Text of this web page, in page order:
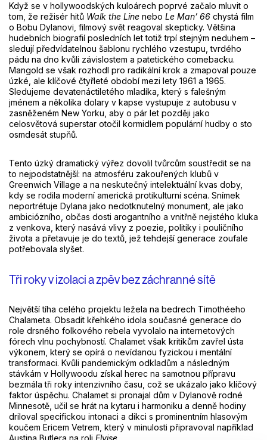
Když se v hollywoodských kuloárech poprvé začalo mluvit o
tom, že režisér hitů Walk the Line nebo Le Man’ 66 chystá film
o Bobu Dylanovi, filmový svět reagoval skepticky. Většina
hudebních biografií posledních let totiž trpí stejným neduhem –
sledují předvídatelnou šablonu rychlého vzestupu, tvrdého
pádu na dno kvůli závislostem a patetického comebacku.
Mangold se však rozhodl pro radikální krok a zmapoval pouze
úzké, ale klíčové čtyřleté období mezi lety 1961 a 1965.
Sledujeme devatenáctiletého mladíka, který s falešným
jménem a několika dolary v kapse vystupuje z autobusu v
zasněženém New Yorku, aby o pár let později jako
celosvětová superstar otočil kormidlem populární hudby o sto
osmdesát stupňů.
Tento úzký dramatický výřez dovolil tvůrcům soustředit se na
to nejpodstatnější: na atmosféru zakouřených klubů v
Greenwich Village a na neskutečný intelektuální kvas doby,
kdy se rodila moderní americká protikulturní scéna. Snímek
neportrétuje Dylana jako nedotknutelný monument, ale jako
ambiciózního, občas dosti arogantního a vnitřně nejistého kluka
z venkova, který nasává vlivy z poezie, politiky i pouličního
života a přetavuje je do textů, jež tehdejší generace zoufale
potřebovala slyšet.
Tři roky v izolaci a zpěv bez záchranné sítě
Největší tíha celého projektu ležela na bedrech Timothéeho
Chalameta. Obsadit křehkého idola současné generace do
role drsného folkového rebela vyvolalo na internetových
fórech vlnu pochybností. Chalamet však kritikům zavřel ústa
výkonem, který se opírá o nevídanou fyzickou i mentální
transformaci. Kvůli pandemickým odkladům a následným
stávkám v Hollywoodu získal herec na samotnou přípravu
bezmála tři roky intenzivního času, což se ukázalo jako klíčový
faktor úspěchu. Chalamet si pronajal dům v Dylanově rodné
Minnesotě, učil se hrát na kytaru i harmoniku a denně hodiny
driloval specifickou intonaci a dikci s prominentním hlasovým
koučem Ericem Vetrem, který v minulosti připravoval například
Austina Butlera na roli Elvise